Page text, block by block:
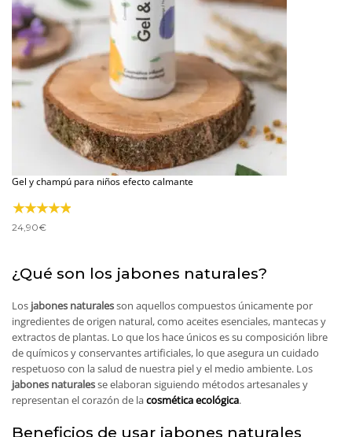
Gel y champú para niños efecto calmante
24,90€
¿Qué son los jabones naturales?
Los jabones naturalesson aquellos compuestos únicamente por
ingredientes de origen natural, como aceites esenciales, mantecas y
extractos de plantas. Lo que los hace únicos es su composición libre
de químicos y conservantes artificiales, lo que asegura un cuidado
respetuoso con la salud de nuestra piel y el medio ambiente. Los
jabones naturalesse elaboran siguiendo métodos artesanales y
representan el corazón de lacosmética ecológica.
Beneficios de usar jabones naturales